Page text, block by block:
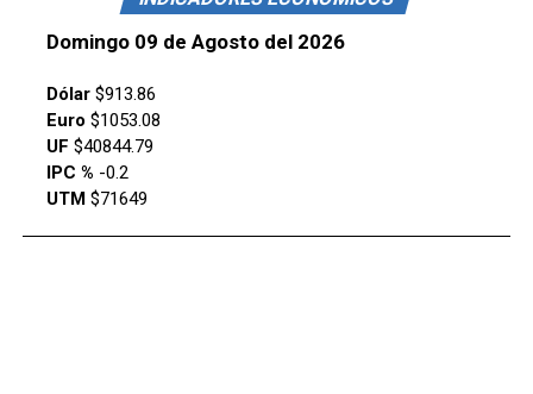
Domingo 09 de Agosto del 2026
Dólar$913.86
Euro $1053.08
UF $40844.79
IPC % -0.2
UTM $71649